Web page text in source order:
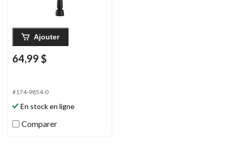
Ajouter
64,99 $
#174-9854-0
En stock en ligne
Comparer